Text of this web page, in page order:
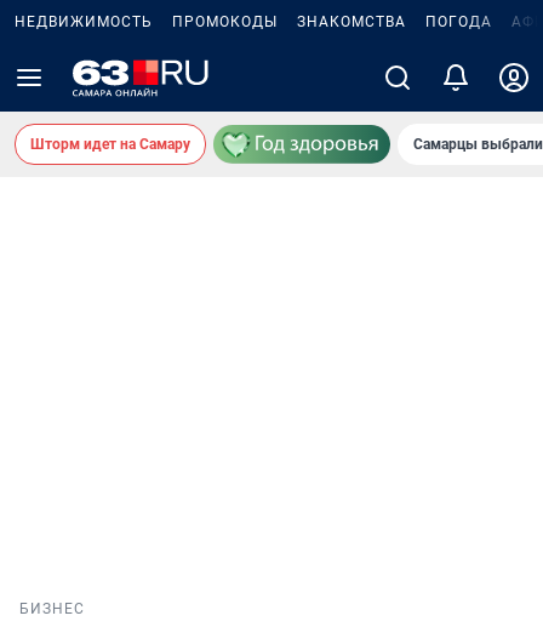
НЕДВИЖИМОСТЬ ПРОМОКОДЫ ЗНАКОМСТВА ПОГОДА
Шторм идет на Самару Самарцы
БИЗНЕС